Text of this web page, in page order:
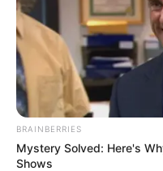
BRAINBERRIES
Mystery Solved: Here's
Shows